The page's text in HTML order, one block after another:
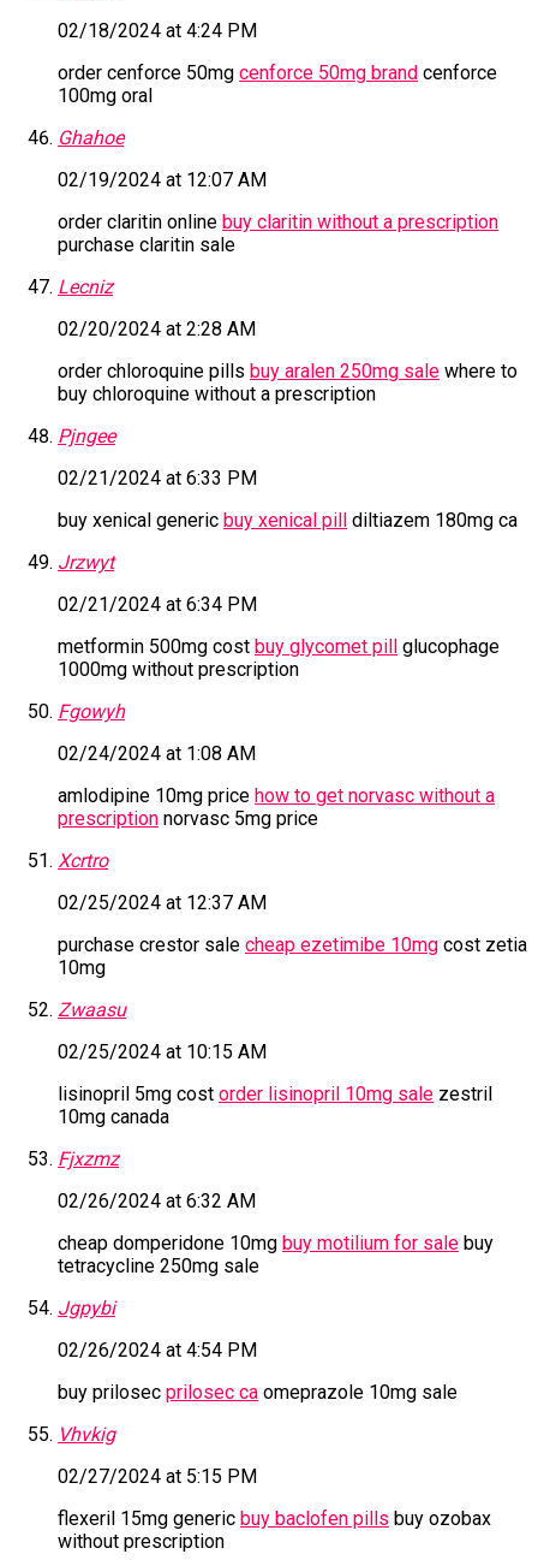
02/18/2024 at 4:24 PM
order cenforce 50mg cenforce 50mg brand cenforce
100mg oral
Ghahoe
02/19/2024 at 12:07 AM
order claritin online buy claritin without a prescription
purchase claritin sale
Lecniz
02/20/2024 at 2:28 AM
order chloroquine pills buy aralen 250mg sale where to
buy chloroquine without a prescription
Pjngee
02/21/2024 at 6:33 PM
buy xenical generic buy xenical pill diltiazem 180mg ca
Jrzwyt
02/21/2024 at 6:34 PM
metformin 500mg cost buy glycomet pill glucophage
1000mg without prescription
Fgowyh
02/24/2024 at 1:08 AM
amlodipine 10mg price how to get norvasc without a
prescription norvasc 5mg price
Xcrtro
02/25/2024 at 12:37 AM
purchase crestor sale cheap ezetimibe 10mg cost zetia
10mg
Zwaasu
02/25/2024 at 10:15 AM
lisinopril 5mg cost order lisinopril 10mg sale zestril
10mg canada
Fjxzmz
02/26/2024 at 6:32 AM
cheap domperidone 10mg buy motilium for sale buy
tetracycline 250mg sale
Jgpybi
02/26/2024 at 4:54 PM
buy prilosec prilosec ca omeprazole 10mg sale
Vhvkig
02/27/2024 at 5:15 PM
flexeril 15mg generic buy baclofen pills buy ozobax
without prescription